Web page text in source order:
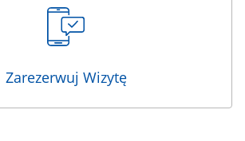
Zarezerwuj Wizytę